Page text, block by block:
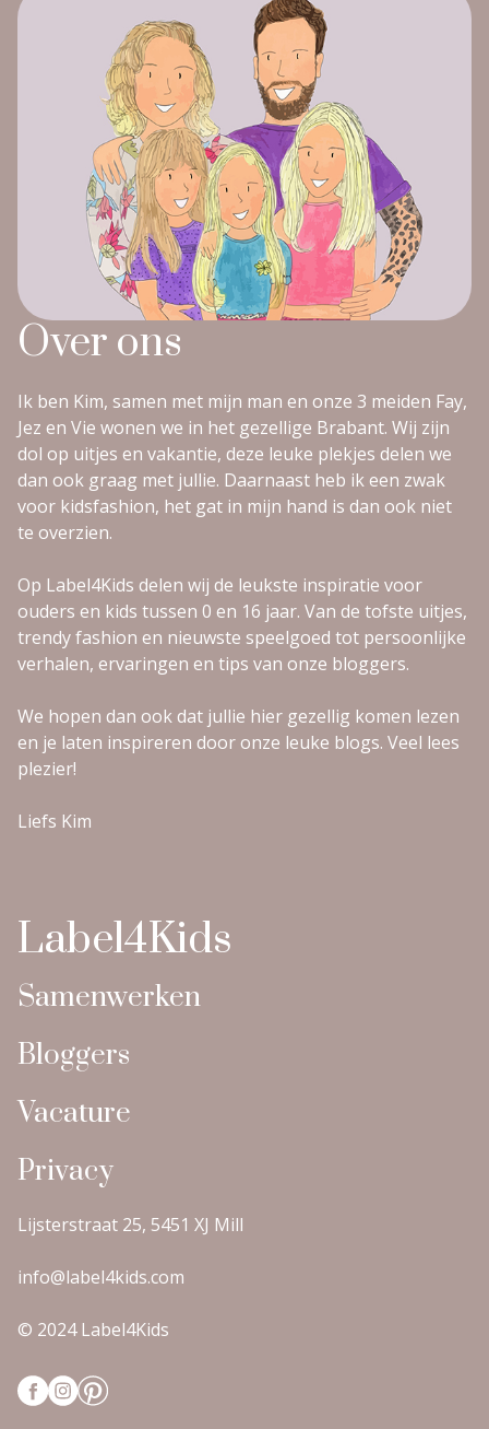
Over ons
Ik ben Kim, samen met mijn man en onze 3 meiden Fay,
Jez en Vie wonen we in het gezellige Brabant. Wij zijn
dol op uitjes en vakantie, deze leuke plekjes delen we
dan ook graag met jullie. Daarnaast heb ik een zwak
voor kidsfashion, het gat in mijn hand is dan ook niet
te overzien.
Op Label4Kids delen wij de leukste inspiratie voor
ouders en kids tussen 0 en 16 jaar. Van de tofste uitjes,
trendy fashion en nieuwste speelgoed tot persoonlijke
verhalen, ervaringen en tips van onze bloggers.
We hopen dan ook dat jullie hier gezellig komen lezen
en je laten inspireren door onze leuke blogs. Veel lees
plezier!
Liefs Kim
Label4Kids
Samenwerken
Bloggers
Vacature
Privacy
Lijsterstraat 25, 5451 XJ Mill
info@label4kids.com
© 2024 Label4Kids